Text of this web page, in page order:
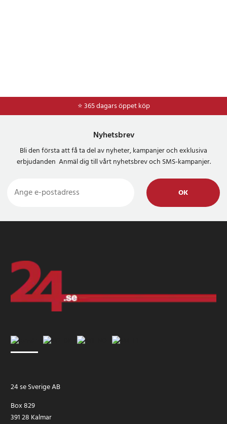
⭐ 365 dagars öppet köp
⭐Frakt 49kr *
Nyhetsbrev
Bli den första att få ta del av nyheter, kampanjer och exklusiva
erbjudanden Anmäl dig till vårt nyhetsbrev och SMS-kampanjer.
OK
24 se Sverige AB
Box 829
391 28 Kalmar